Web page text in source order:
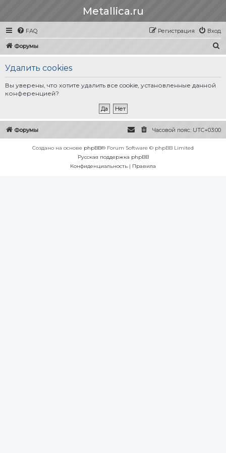
Metallica.ru
FAQ Вход
Регистрация
Форумы
Удалить cookies
Вы уверены, что хотите удалить все cookie, установленные данной
конференцией?
Форумы Часовой пояс: UTC+03:00
Создано на основе phpBB® Forum Software © phpBB Limited
Русская поддержка phpBB
Конфиденциальность | Правила